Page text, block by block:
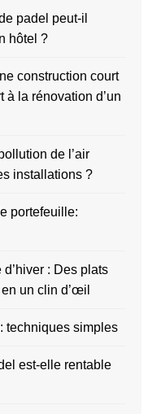
padel peut-il
hôtel ?
construction court
à la rénovation d’un
de l’air
installations ?
portefeuille:
: Des plats
un clin d’œil
techniques simples
est-elle rentable